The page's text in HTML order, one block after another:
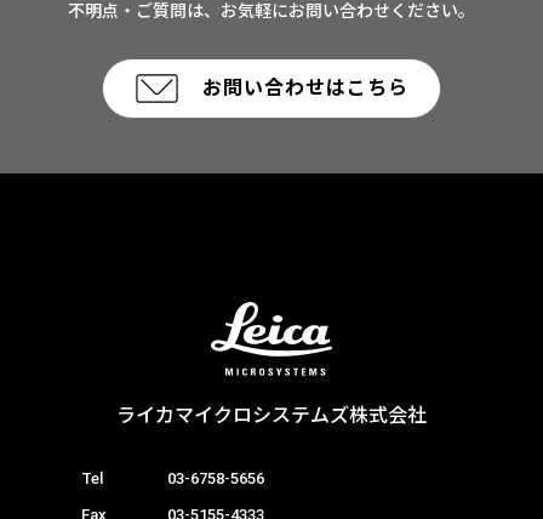
不明点・ご質問は、お気軽にお問い合わせください。
お問い合わせはこちら
ライカマイクロシステムズ株式会社
Tel
03-6758-5656
Fax
03-5155-4333